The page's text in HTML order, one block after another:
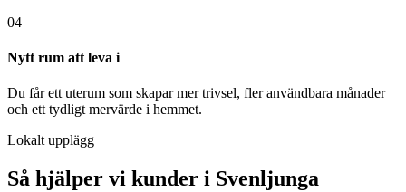
04
Nytt rum att leva i
Du får ett uterum som skapar mer trivsel, fler användbara månader
och ett tydligt mervärde i hemmet.
Lokalt upplägg
Så hjälper vi kunder i Svenljunga